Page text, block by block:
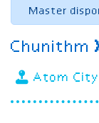
Master
Chunithm
Atom